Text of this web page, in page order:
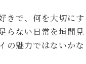
きで、何を大切にす
らない日常を垣間
の魅力ではないかな